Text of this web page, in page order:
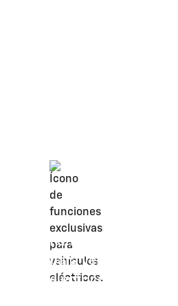
Funciones exclusivas
para vehículos
eléctricos